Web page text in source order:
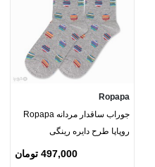
Ropapa
جوراب ساقدار مردانه Ropapa
روپاپا طرح دایره رینگی
497,000 تومان